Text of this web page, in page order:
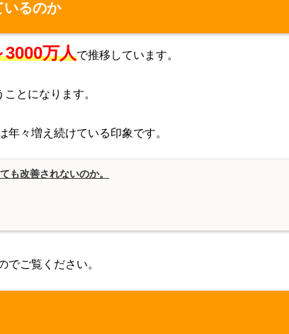
いるのか
3000万人で推移しています。
とになります。
々増え続けている印象です。
も改善されないのか。
でご覧ください。